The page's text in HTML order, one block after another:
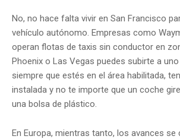
No, no hace falta vivir en San Francisco
vehículo autónomo. Empresas como
operan flotas de taxis sin conductor en
Phoenix o Las Vegas puedes subirte a
siempre que estés en el área habilitada,
instalada y no te importe que un coche
una bolsa de plástico.
En Europa, mientras tanto, los avances se